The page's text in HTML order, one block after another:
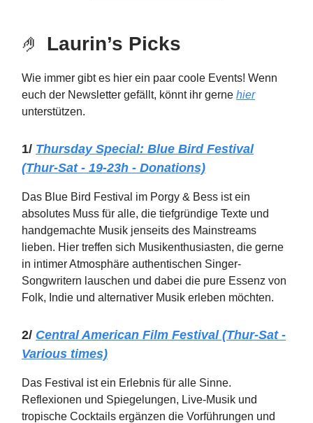
🤌 Laurin’s Picks
Wie immer gibt es hier ein paar coole Events! Wenn
euch der Newsletter gefällt, könnt ihr gerne hier
unterstützen.
1/ Thursday Special: Blue BirdFestival
(Thur-Sat - 19-23h - Donations)
Das Blue Bird Festival im Porgy & Bess ist ein
absolutes Muss für alle, die tiefgründige Texte und
handgemachte Musik jenseits des Mainstreams
lieben. Hier treffen sich Musikenthusiasten, die gerne
in intimer Atmosphäre authentischen Singer-
Songwritern lauschen und dabei die pure Essenz von
Folk, Indie und alternativer Musik erleben möchten.
2/ Central American Film Festival (Thur-Sat -
Various times)
Das Festival ist ein Erlebnis für alle Sinne.
Reflexionen und Spiegelungen, Live-Musik und
tropische Cocktails ergänzen die Vorführungen und